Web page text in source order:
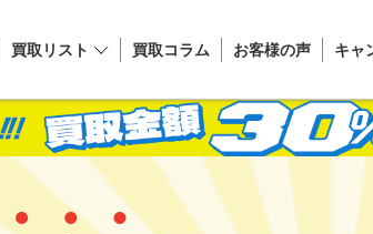
買取リスト 買取コラム お客様の声 キャ